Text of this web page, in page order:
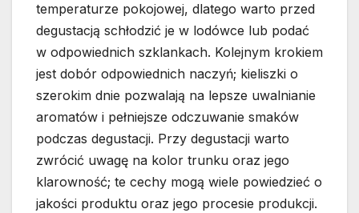
temperaturze pokojowej, dlatego warto przed
degustacją schłodzić je w lodówce lub podać
w odpowiednich szklankach. Kolejnym krokiem
jest dobór odpowiednich naczyń; kieliszki o
szerokim dnie pozwalają na lepsze uwalnianie
aromatów i pełniejsze odczuwanie smaków
podczas degustacji. Przy degustacji warto
zwrócić uwagę na kolor trunku oraz jego
klarowność; te cechy mogą wiele powiedzieć o
jakości produktu oraz jego procesie produkcji.